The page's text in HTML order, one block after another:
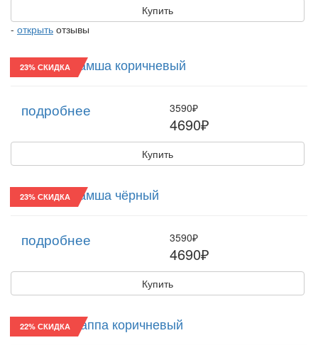
Купить
- открыть отзывы
23% СКИДКА
Картуз/22 Замша коричневый
подробнее 3590₽
4690₽
Купить
23% СКИДКА
Картуз/22 Замша чёрный
подробнее 3590₽
4690₽
Купить
22% СКИДКА
Картуз/22 Наппа коричневый